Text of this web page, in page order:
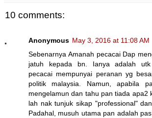
10 comments:
Anonymous May 3, 2016 at 11:08 AM
Sebenarnya Amanah pecacai Dap
jatuh kepada bn. Ianya adalah utk
pecacai mempunyai peranan yg
politik malaysia. Namun, apabila
mengelamun dan tahu pan tiada apa2
lah nak tunjuk sikap "professional"
Padahal, musuh utama pan adalah